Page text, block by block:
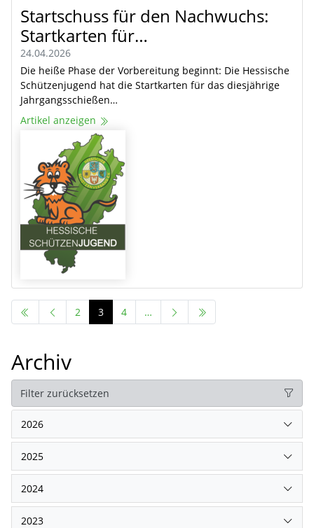
Startschuss für den Nachwuchs:
Startkarten für…
24.04.2026
Die heiße Phase der Vorbereitung beginnt: Die Hessische
Schützenjugend hat die Startkarten für das diesjährige
Jahrgangsschießen…
Artikel anzeigen
2 3 4 …
Archiv
Filter zurücksetzen
2026
2025
2024
2023